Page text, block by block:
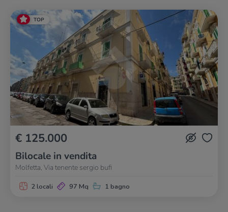
TOP
€ 125.000
Bilocale in vendita
Molfetta, Via tenente sergio bufi
2 locali 97 Mq 1 bagno